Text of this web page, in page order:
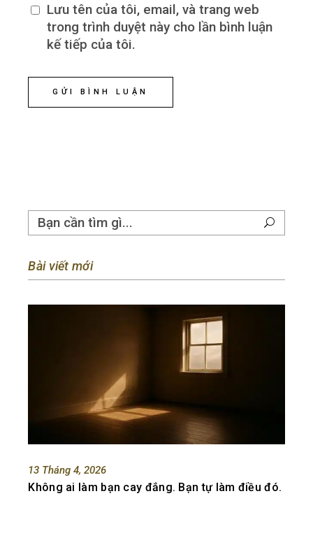
Lưu tên của tôi, email, và trang web
trong trình duyệt này cho lần bình luận
kế tiếp của tôi.
GỬI BÌNH LUẬN
Bài viết mới
13 Tháng 4, 2026
Không ai làm bạn cay đắng. Bạn tự làm điều đó.